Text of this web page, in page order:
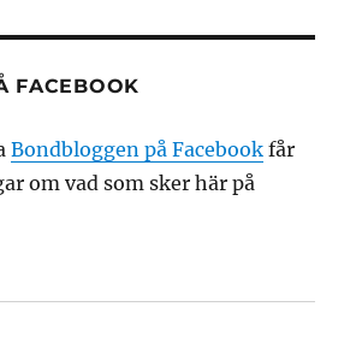
FACEBOOK
Bondbloggen på Facebook får
om vad som sker här på